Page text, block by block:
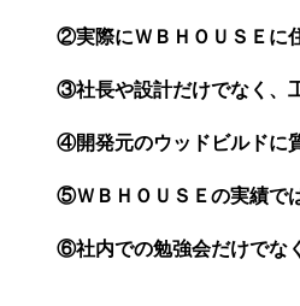
②実際にＷＢＨＯＵＳＥに
③社長や設計だけでなく、
④開発元のウッドビルドに
⑤ＷＢＨＯＵＳＥの実績で
⑥社内での勉強会だけでな